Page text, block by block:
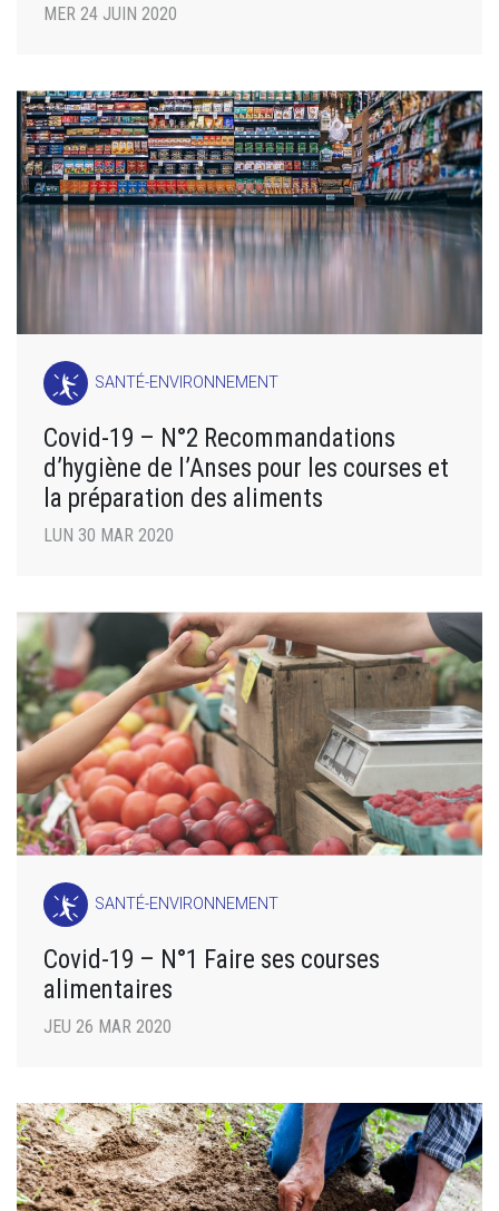
MER 24 JUIN 2020
SANTÉ-ENVIRONNEMENT
Covid-19 – N°2 Recommandations
d’hygiène de l’Anses pour les courses et
la préparation des aliments
LUN 30 MAR 2020
SANTÉ-ENVIRONNEMENT
Covid-19 – N°1 Faire ses courses
alimentaires
JEU 26 MAR 2020